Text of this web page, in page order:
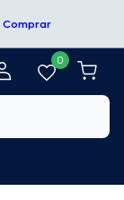
Comprar
0